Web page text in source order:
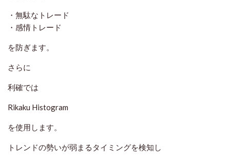
・無駄なトレード
・感情トレード
を防ぎます。
さらに
利確では
Rikaku Histogram
を使用します。
トレンドの勢いが弱まるタイミングを検知し